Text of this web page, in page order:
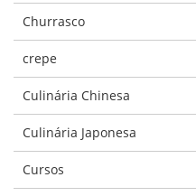
Churrasco
crepe
Culinária Chinesa
Culinária Japonesa
Cursos